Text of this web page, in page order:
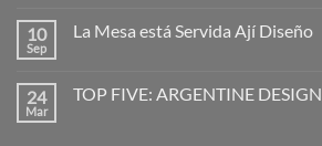
al
poder
en
para
restaurantes
10
Sep
La Mesa está Servida Ají Diseño
en
24
Mar
TOP FIVE: ARGENTINE DESIGN